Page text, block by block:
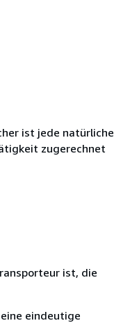
ist jede natürliche
zugerechnet
ist, die
eine eindeutige